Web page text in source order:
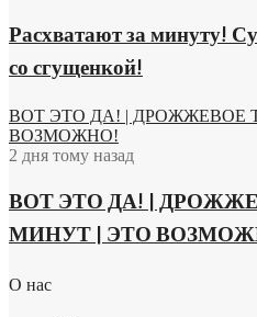
Расхватают за минуту!
со сгущенкой!
ВОТ ЭТО ДА! | ДРОЖЖЕВОЕ
ВОЗМОЖНО!
2 дня тому назад
ВОТ ЭТО ДА! |
МИНУТ | ЭТО
О нас